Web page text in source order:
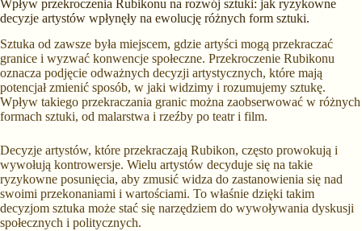
Wpływ przekroczenia Rubikonu na rozwój sztuki: jak ryzykowne
decyzje artystów wpłynęły na ewolucję różnych form sztuki.
Sztuka od zawsze była miejscem, gdzie artyści mogą przekraczać
granice i wyzwać konwencje społeczne. Przekroczenie Rubikonu
oznacza podjęcie odważnych decyzji artystycznych, które mają
potencjał zmienić sposób, w jaki widzimy i rozumujemy sztukę.
Wpływ takiego przekraczania granic można zaobserwować w różnych
formach sztuki, od malarstwa i rzeźby po teatr i film.
Decyzje artystów, które przekraczają Rubikon, często prowokują i
wywołują kontrowersje. Wielu artystów decyduje się na takie
ryzykowne posunięcia, aby zmusić widza do zastanowienia się nad
swoimi przekonaniami i wartościami. To właśnie dzięki takim
decyzjom sztuka może stać się narzędziem do wywoływania dyskusji
społecznych i politycznych.